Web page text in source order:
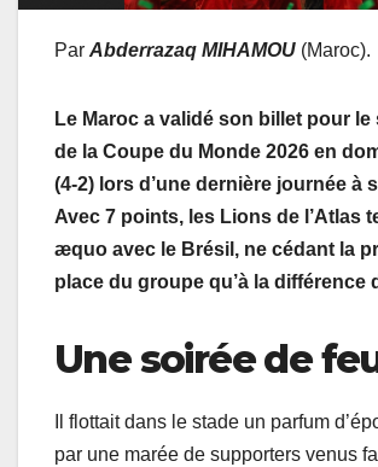
Par Abderrazaq MIHAMOU (Maroc).
Le Maroc a validé son billet pour
de la Coupe du Monde 2026 en
(4-2) lors d’une dernière journée à
Avec 7 points, les Lions de l’Atlas
æquo avec le Brésil, ne cédant la
place du groupe qu’à la différence
Une soirée de
Il flottait dans le stade un parfum
par une marée de supporters venus